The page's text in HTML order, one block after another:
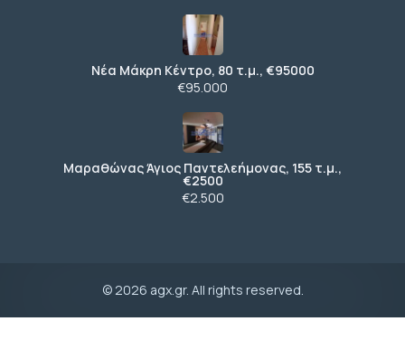
Νέα Μάκρη Κέντρο, 80 τ.μ., €95000
€95.000
Μαραθώνας Άγιος Παντελεήμονας, 155 τ.μ.,
€2500
€2.500
© 2026 agx.gr. All rights reserved.